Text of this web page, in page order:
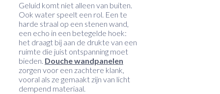
Geluid komt niet alleen van buiten.
Ook water speelt een rol. Een te
harde straal op een stenen wand,
een echo in een betegelde hoek:
het draagt bij aan de drukte van een
ruimte die juist ontspanning moet
bieden. Douche wandpanelen
zorgen voor een zachtere klank,
vooral als ze gemaakt zijn van licht
dempend materiaal.